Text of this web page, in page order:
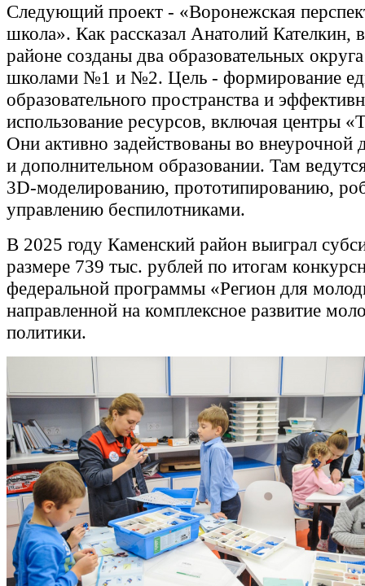
Следующий проект - «Воронежская
школа». Как рассказал Анатолий Кателкин,
районе созданы два образовательных
школами №1 и №2. Цель - формирование
образовательного пространства и
использование ресурсов, включая центры
Они активно задействованы во внеурочной
и дополнительном образовании. Там
3D-моделированию, прототипированию,
управлению беспилотниками.
В 2025 году Каменский район выиграл
размере 739 тыс. рублей по итогам
федеральной программы «Регион для
направленной на комплексное развитие
политики.